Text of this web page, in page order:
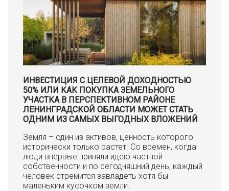
ИНВЕСТИЦИЯ С ЦЕЛЕВОЙ ДОХОДНОСТЬЮ
50% ИЛИ КАК ПОКУПКА ЗЕМЕЛЬНОГО
УЧАСТКА В ПЕРСПЕКТИВНОМ РАЙОНЕ
ЛЕНИНГРАДСКОЙ ОБЛАСТИ МОЖЕТ СТАТЬ
ОДНИМ ИЗ САМЫХ ВЫГОДНЫХ ВЛОЖЕНИЙ
Земля – один из активов, ценность которого
исторически только растет. Со времен, когда
люди впервые приняли идею частной
собственности и по сегодняшний день, каждый
человек стремится завладеть хотя бы
маленьким кусочком земли.